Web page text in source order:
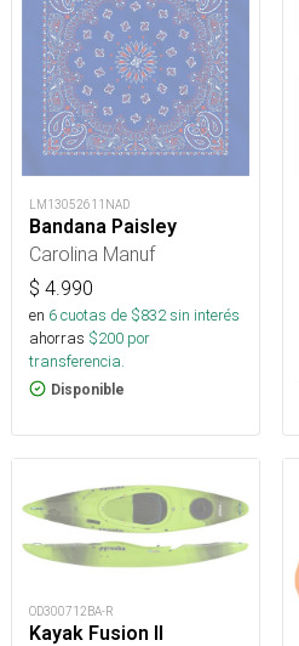
LM13052611NAD
Bandana Paisley
Carolina Manuf
$ 4.990
en 6cuotas de $832sin interés
ahorras $200 por
transferencia.
Disponible
OD300712BA-R
Kayak Fusion II